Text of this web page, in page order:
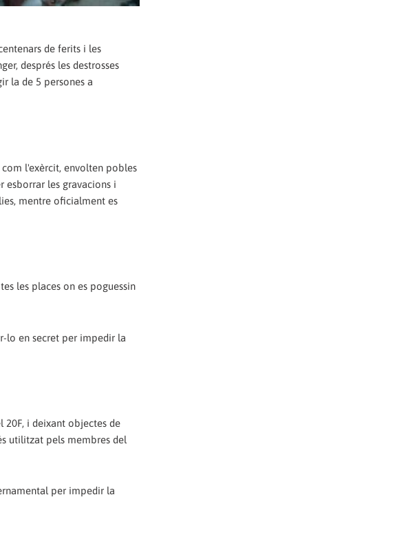
de ferits i les
després les destrosses
la de 5 persones a
l'exèrcit, envolten pobles
esborrar les gravacions i
mentre oficialment es
les places on es poguessin
lo en secret per impedir la
20F, i deixant objectes de
utilitzat pels membres del
per impedir la